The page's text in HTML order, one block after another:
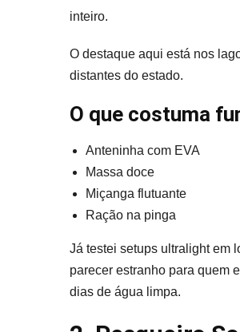
inteiro.
O destaque aqui está nos
distantes do estado.
O que costuma
Anteninha com EVA
Massa doce
Miçanga flutuante
Ração na pinga
Já testei setups ultralight em
parecer estranho para quem
dias de água limpa.